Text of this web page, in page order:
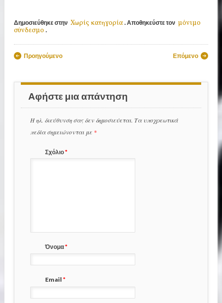
Δημοσιεύθηκε στην Χωρίς κατηγορία . Αποθηκεύστε τον μόνιμο
σύνδεσμο .
Πλοήγηση άρθρων
Προηγούμενο Επόμενο
Αφήστε μια απάντηση
Η ηλ. διεύθυνση σας δεν δημοσιεύεται. Τα υποχρεωτικά
πεδία σημειώνονται με *
Σχόλιο*
Όνομα*
Email *